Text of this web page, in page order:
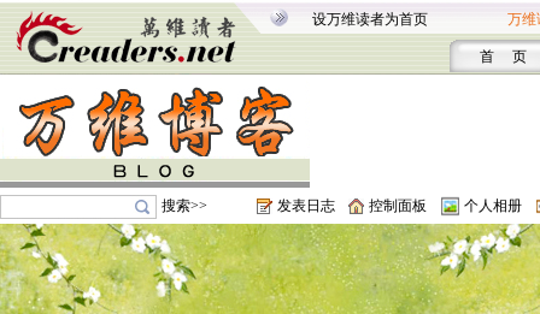
设万维读者为首页 万维
首 页
搜索>> 发表日志 控制面板 个人相册